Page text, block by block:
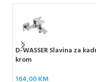
D-WASSER Slavina za
krom
164,00KM